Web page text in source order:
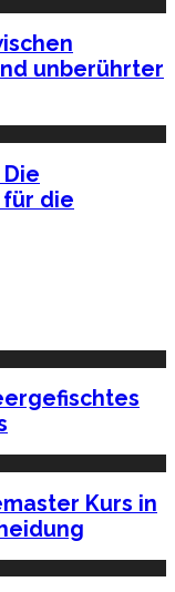
unberührter
die
Kurs in